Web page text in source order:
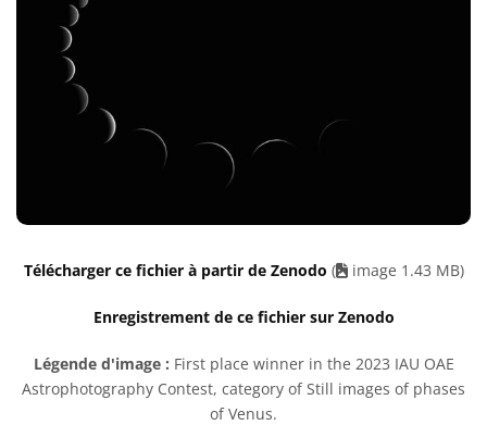
Télécharger ce fichier à partir de Zenodo ( image 1.43 MB)
Enregistrement de ce fichier sur Zenodo
Légende d'image : First place winner in the 2023 IAU OAE
Astrophotography Contest, category of Still images of phases
of Venus.